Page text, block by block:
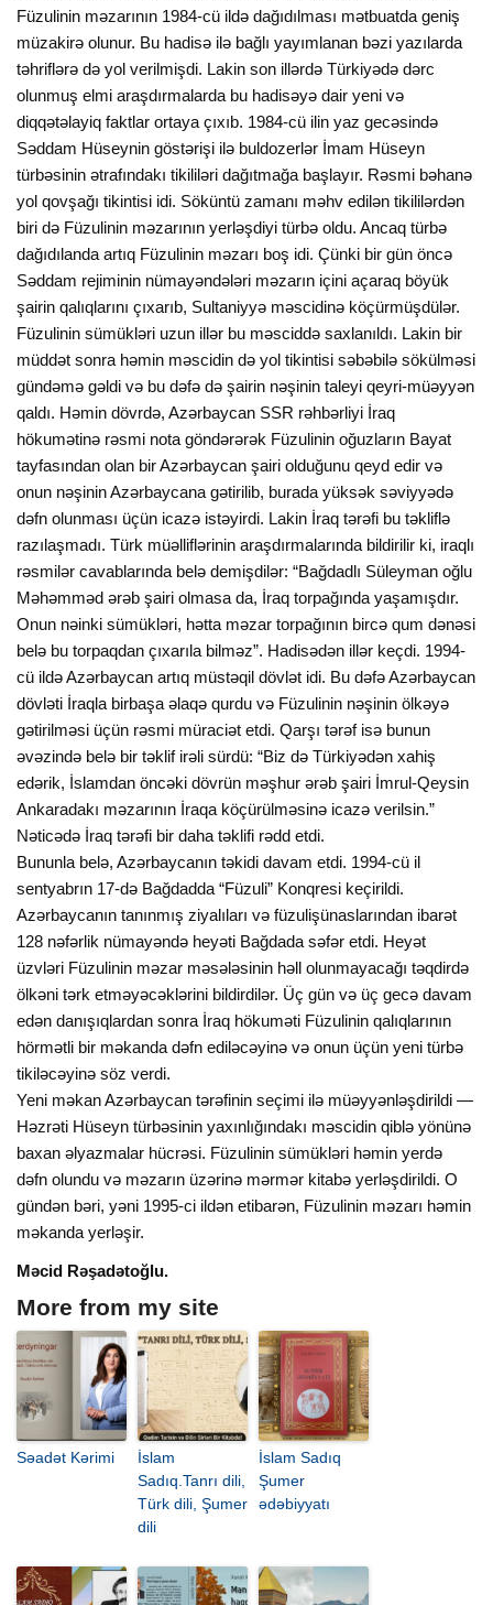
Füzulinin məzarının 1984-cü ildə dağıdılması mətbuatda geniş
müzakirə olunur. Bu hadisə ilə bağlı yayımlanan bəzi yazılarda
təhriflərə də yol verilmişdi. Lakin son illərdə Türkiyədə dərc
olunmuş elmi araşdırmalarda bu hadisəyə dair yeni və
diqqətəlayiq faktlar ortaya çıxıb. 1984-cü ilin yaz gecəsində
Səddam Hüseynin göstərişi ilə buldozerlər İmam Hüseyn
türbəsinin ətrafındakı tikililəri dağıtmağa başlayır. Rəsmi bəhanə
yol qovşağı tikintisi idi. Söküntü zamanı məhv edilən tikililərdən
biri də Füzulinin məzarının yerləşdiyi türbə oldu. Ancaq türbə
dağıdılanda artıq Füzulinin məzarı boş idi. Çünki bir gün öncə
Səddam rejiminin nümayəndələri məzarın içini açaraq böyük
şairin qalıqlarını çıxarıb, Sultaniyyə məscidinə köçürmüşdülər.
Füzulinin sümükləri uzun illər bu məsciddə saxlanıldı. Lakin bir
müddət sonra həmin məscidin də yol tikintisi səbəbilə sökülməsi
gündəmə gəldi və bu dəfə də şairin nəşinin taleyi qeyri-müəyyən
qaldı. Həmin dövrdə, Azərbaycan SSR rəhbərliyi İraq
hökumətinə rəsmi nota göndərərək Füzulinin oğuzların Bayat
tayfasından olan bir Azərbaycan şairi olduğunu qeyd edir və
onun nəşinin Azərbaycana gətirilib, burada yüksək səviyyədə
dəfn olunması üçün icazə istəyirdi. Lakin İraq tərəfi bu təkliflə
razılaşmadı. Türk müəlliflərinin araşdırmalarında bildirilir ki, iraqlı
rəsmilər cavablarında belə demişdilər: “Bağdadlı Süleyman oğlu
Məhəmməd ərəb şairi olmasa da, İraq torpağında yaşamışdır.
Onun nəinki sümükləri, hətta məzar torpağının bircə qum dənəsi
belə bu torpaqdan çıxarıla bilməz”. Hadisədən illər keçdi. 1994-
cü ildə Azərbaycan artıq müstəqil dövlət idi. Bu dəfə Azərbaycan
dövləti İraqla birbaşa əlaqə qurdu və Füzulinin nəşinin ölkəyə
gətirilməsi üçün rəsmi müraciət etdi. Qarşı tərəf isə bunun
əvəzində belə bir təklif irəli sürdü: “Biz də Türkiyədən xahiş
edərik, İslamdan öncəki dövrün məşhur ərəb şairi İmrul-Qeysin
Ankaradakı məzarının İraqa köçürülməsinə icazə verilsin.”
Nəticədə İraq tərəfi bir daha təklifi rədd etdi.
Bununla belə, Azərbaycanın təkidi davam etdi. 1994-cü il
sentyabrın 17-də Bağdadda “Füzuli” Konqresi keçirildi.
Azərbaycanın tanınmış ziyalıları və füzulişünaslarından ibarət
128 nəfərlik nümayəndə heyəti Bağdada səfər etdi. Heyət
üzvləri Füzulinin məzar məsələsinin həll olunmayacağı təqdirdə
ölkəni tərk etməyəcəklərini bildirdilər. Üç gün və üç gecə davam
edən danışıqlardan sonra İraq hökuməti Füzulinin qalıqlarının
hörmətli bir məkanda dəfn ediləcəyinə və onun üçün yeni türbə
tikiləcəyinə söz verdi.
Yeni məkan Azərbaycan tərəfinin seçimi ilə müəyyənləşdirildi —
Həzrəti Hüseyn türbəsinin yaxınlığındakı məscidin qiblə yönünə
baxan əlyazmalar hücrəsi. Füzulinin sümükləri həmin yerdə
dəfn olundu və məzarın üzərinə mərmər kitabə yerləşdirildi. O
gündən bəri, yəni 1995-ci ildən etibarən, Füzulinin məzarı həmin
məkanda yerləşir.
Məcid Rəşadətoğlu.
More from my site
Səadət Kərimi
İslam
Sadıq.Tanrı dili,
Türk dili, Şumer
dili
İslam Sadıq
Şumer
ədəbiyyatı